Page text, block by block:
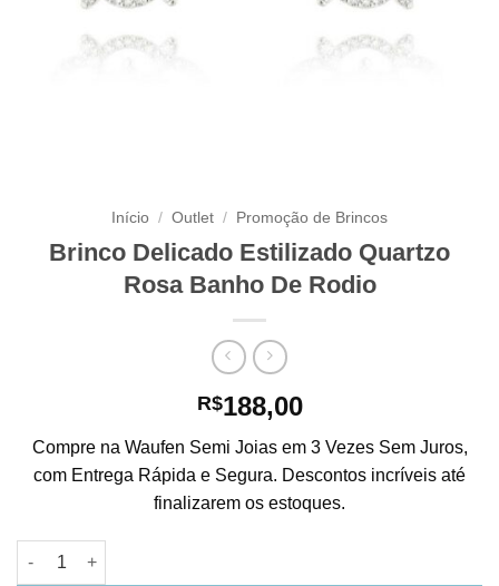
Início / Outlet / Promoção de Brincos
Brinco Delicado Estilizado Quartzo
Rosa Banho De Rodio
R$188,00
Compre na Waufen Semi Joias em 3 Vezes Sem Juros,
com Entrega Rápida e Segura. Descontos incríveis até
finalizarem os estoques.
Brinco Delicado Estilizado Quartzo Rosa Banho De Rodio